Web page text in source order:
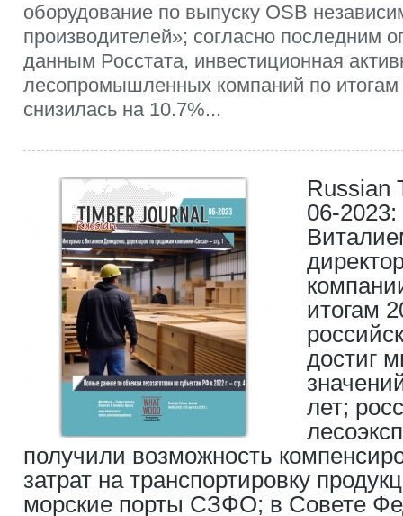
оборудование по выпуску OSB
производителей»; согласно последним
данным Росстата, инвестиционная
лесопромышленных компаний по итогам
снизилась на 10.7%...
Russian
06-
итогам
достиг
лет;
получили возможность
затрат на транспортировку
морские порты СЗФО; в Совете